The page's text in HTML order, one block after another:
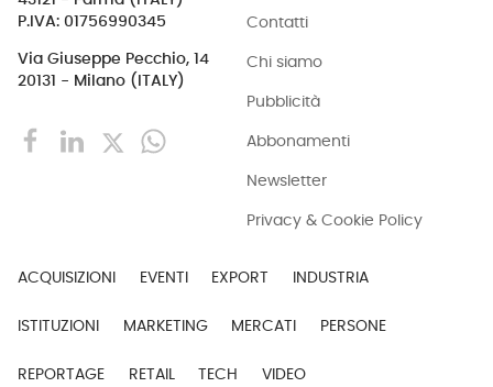
P.IVA: 01756990345
Via Giuseppe Pecchio, 14
20131 - Milano (ITALY)
Contatti
Chi siamo
Pubblicità
Abbonamenti
Newsletter
Privacy & Cookie Policy
ACQUISIZIONI EVENTI EXPORT INDUSTRIA
ISTITUZIONI MARKETING MERCATI PERSONE
REPORTAGE RETAIL TECH VIDEO